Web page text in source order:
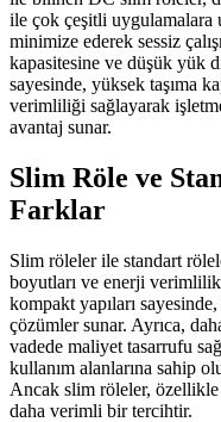
ile çok çeşitli uygulamalara
minimize ederek sessiz
kapasitesine ve düşük yük
sayesinde, yüksek taşıma
verimliliği sağlayarak
avantaj sunar.
Slim Röle ve
Farklar
Slim röleler ile standart
boyutları ve enerji
kompakt yapıları
çözümler sunar. Ayrıca,
vadede maliyet tasarrufu
kullanım alanlarına sahip
Ancak slim röleler, özellikle
daha verimli bir tercihtir.